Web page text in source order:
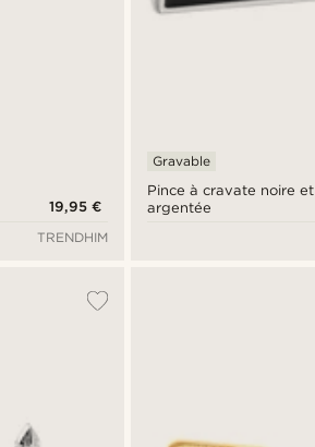
19,95 €
TRENDHIM
Pince à cravate noire et
argentée
Gravable